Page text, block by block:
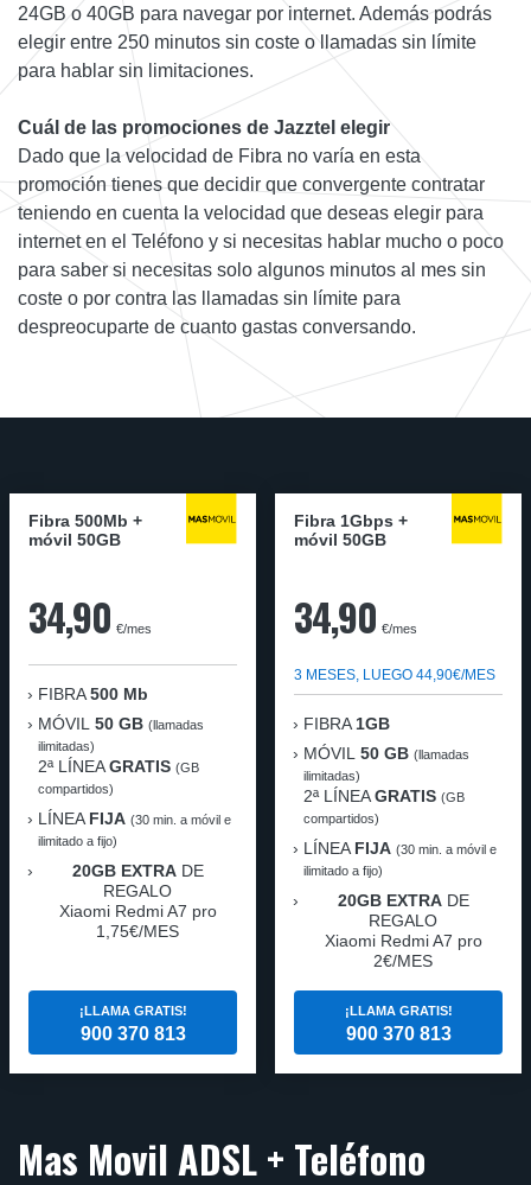
24GB o 40GB para navegar por internet. Además podrás
elegir entre 250 minutos sin coste o llamadas sin límite
para hablar sin limitaciones.
Cuál de las promociones de Jazztel elegir
Dado que la velocidad de Fibra no varía en esta
promoción tienes que decidir que convergente contratar
teniendo en cuenta la velocidad que deseas elegir para
internet en el Teléfono y si necesitas hablar mucho o poco
para saber si necesitas solo algunos minutos al mes sin
coste o por contra las llamadas sin límite para
despreocuparte de cuanto gastas conversando.
Fibra 500Mb +
móvil 50GB
34,90 €/mes
FIBRA 500 Mb
MÓVIL 50 GB (llamadas
ilimitadas)
2ª LÍNEAGRATIS (GB
compartidos)
LÍNEA FIJA (30 min. a móvil e
ilimitado a fijo)
20GB EXTRADE
REGALO
Xiaomi Redmi A7 pro
1,75€/MES
¡LLAMA GRATIS!
900 370 813
Fibra 1Gbps +
móvil 50GB
34,90 €/mes
3 MESES, LUEGO 44,90€/MES
FIBRA 1GB
MÓVIL 50 GB (llamadas
ilimitadas)
2ª LÍNEAGRATIS (GB
compartidos)
LÍNEA FIJA (30 min. a móvil e
ilimitado a fijo)
20GB EXTRADE
REGALO
Xiaomi Redmi A7 pro
2€/MES
¡LLAMA GRATIS!
900 370 813
Mas Movil ADSL + Teléfono